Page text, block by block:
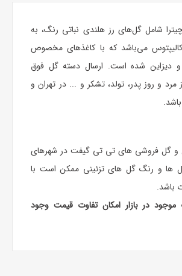
شامل گل‌های رز هلندی نباتی رنگ، به
می‌باشد که با کاغذهای مخصوص
و دیزاین شده است. ارسال دسته گل فوق
مرد و روز پدر، تولد، تشکر و ... در تهران و
و گل فروشی های تی تی گیفت در شهرهای
ها و رنگ گل های تزئینی ممکن است با
باشد.
در بازار امکان تفاوت قیمت وجود